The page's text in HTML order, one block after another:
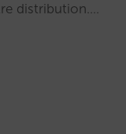
distribution.…